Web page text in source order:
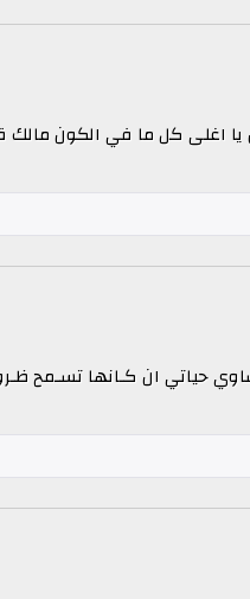
يا اغلى كل ما في الكون مالك
حياتي ان كـانها تسـمح